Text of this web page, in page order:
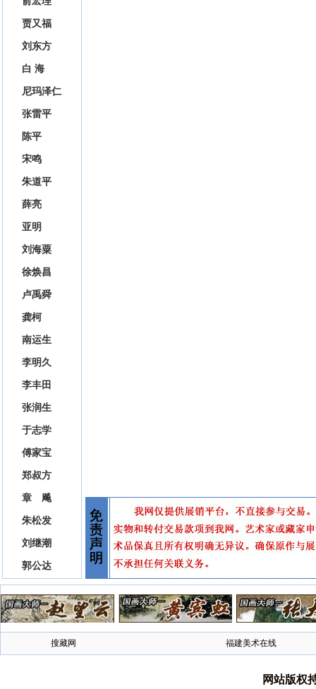
贾又福
刘东方
白 海
尼玛泽仁
张雷平
陈平
宋鸣
朱道平
薛亮
亚明
刘海粟
徐焕昌
卢禹舜
龚柯
南运生
李明久
李丰田
张润生
于志学
傅家宝
郑叔方
章 飚
朱松发
刘继潮
郭公达
搜藏网 福建美术在线
网站版权